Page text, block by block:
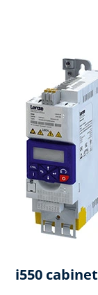
i550 cabinet